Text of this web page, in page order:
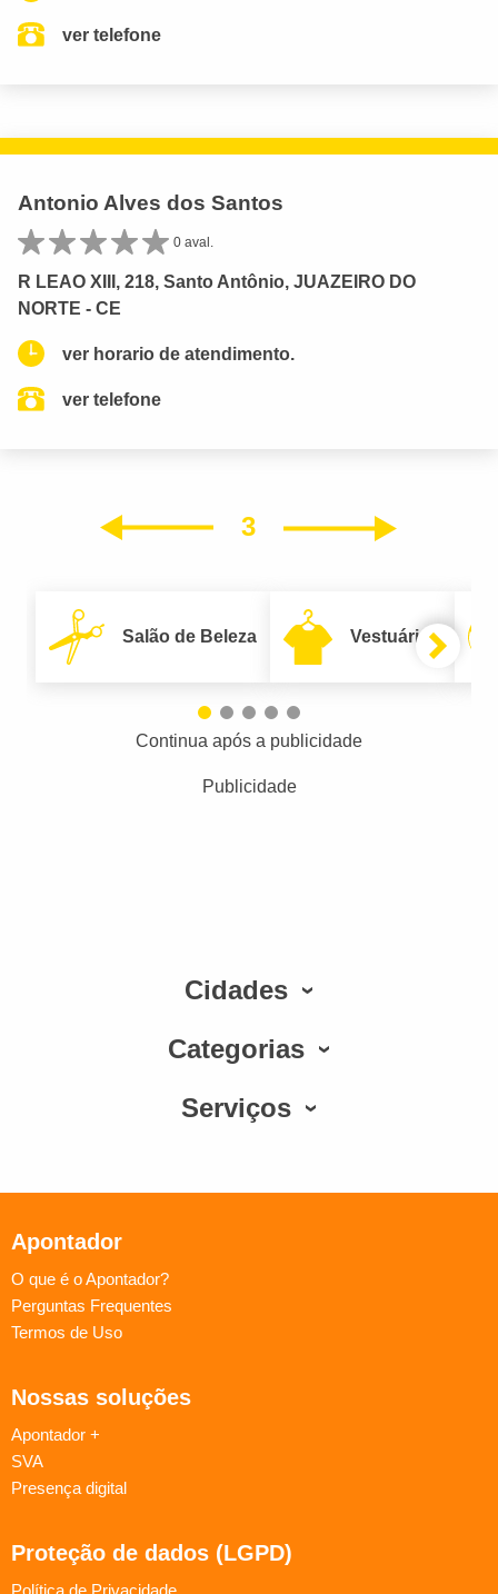
ver telefone
Antonio Alves dos Santos
0 aval.
R LEAO XIII, 218, Santo Antônio, JUAZEIRO DO
NORTE - CE
ver horario de atendimento.
ver telefone
3
Salão de Beleza Vestuário
Continua após a publicidade
Publicidade
Cidades
Categorias
Serviços
Apontador
O que é o Apontador?
Perguntas Frequentes
Termos de Uso
Nossas soluções
Apontador +
SVA
Presença digital
Proteção de dados (LGPD)
Política de Privacidade